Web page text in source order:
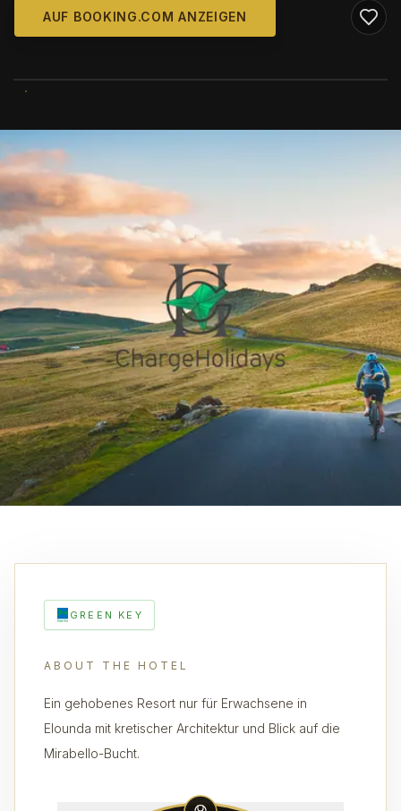
AUF BOOKING.COM ANZEIGEN
GREEN KEY
ABOUT THE HOTEL
Ein gehobenes Resort nur für Erwachsene in
Elounda mit kretischer Architektur und Blick auf die
Mirabello-Bucht.